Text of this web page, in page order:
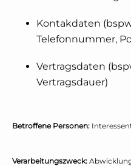
Kontakdaten
Telefonnummer,
Vertragsdaten
Vertragsdauer)
Betroffene Personen:
Verarbeitungszweck: